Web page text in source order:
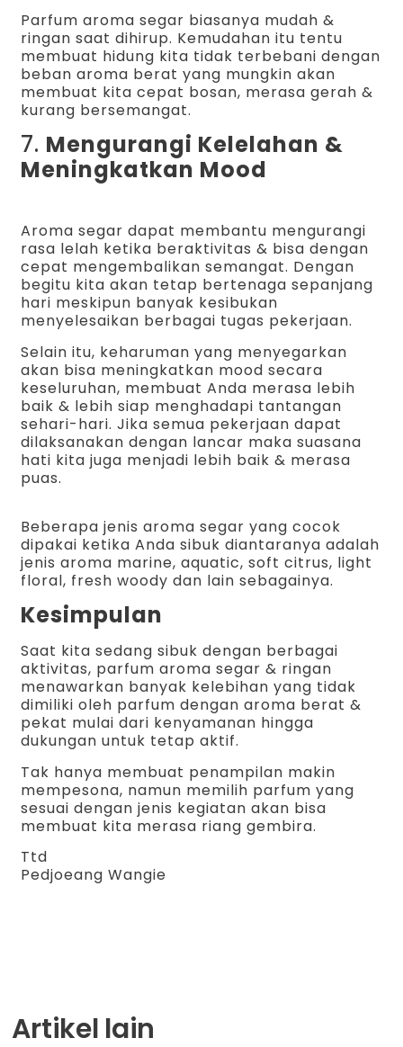
Parfum aroma segar biasanya mudah &
ringan saat dihirup. Kemudahan itu tentu
membuat hidung kita tidak terbebani dengan
beban aroma berat yang mungkin akan
membuat kita cepat bosan, merasa gerah &
kurang bersemangat.
7. Mengurangi Kelelahan &
Meningkatkan Mood
Aroma segar dapat membantu mengurangi
rasa lelah ketika beraktivitas & bisa dengan
cepat mengembalikan semangat. Dengan
begitu kita akan tetap bertenaga sepanjang
hari meskipun banyak kesibukan
menyelesaikan berbagai tugas pekerjaan.
Selain itu, keharuman yang menyegarkan
akan bisa meningkatkan mood secara
keseluruhan, membuat Anda merasa lebih
baik & lebih siap menghadapi tantangan
sehari-hari. Jika semua pekerjaan dapat
dilaksanakan dengan lancar maka suasana
hati kita juga menjadi lebih baik & merasa
puas.
Beberapa jenis aroma segar yang cocok
dipakai ketika Anda sibuk diantaranya adalah
jenis aroma marine, aquatic, soft citrus, light
floral, fresh woody dan lain sebagainya.
Kesimpulan
Saat kita sedang sibuk dengan berbagai
aktivitas, parfum aroma segar & ringan
menawarkan banyak kelebihan yang tidak
dimiliki oleh parfum dengan aroma berat &
pekat mulai dari kenyamanan hingga
dukungan untuk tetap aktif.
Tak hanya membuat penampilan makin
mempesona, namun memilih parfum yang
sesuai dengan jenis kegiatan akan bisa
membuat kita merasa riang gembira.
Ttd
Pedjoeang Wangie
Artikel lain